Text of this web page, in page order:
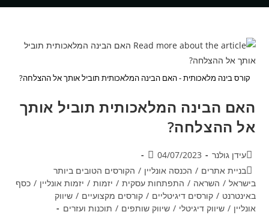
קורס בינה מלאכותית - האם הבינה המלאכותית תוביל אותך אל ההצלחה?
האם הבינה המלאכותית תוביל אותך
אל ההצלחה?
עידן גולנר
04/07/2023
בניית אתרים / הכנסה אונליין / הקורסים הטובים ביותר
בישראל / השראה / התפתחות עסקית / יזמות / יזמות אונליין / כסף
באינטרנט / קורסים דיגיטליים / קורסים מקצועיים / שיווק
אונליין / שיווק דיגיטלי / שיווק שותפים / תוכנות ועזרים